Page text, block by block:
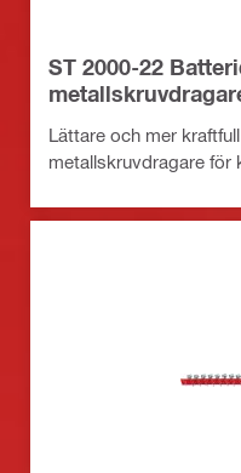
ST 2000-22
Lättare och mer
metallskruvdragare för